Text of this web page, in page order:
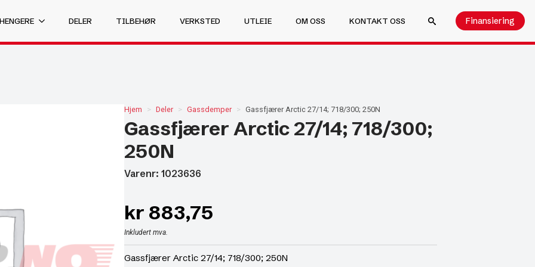
DELER TILBEHØR VERKSTED UTLEIE OM OSS
KONTAKT OSS
Finansiering
Hjem Deler Gassdemper Gassfjærer Arctic 27/14; 718/300; 250N
Gassfjærer Arctic 27/14; 718/300;
250N
Varenr: 1023636
kr 883,75
Inkludert mva.
Gassfjærer Arctic 27/14; 718/300; 250N